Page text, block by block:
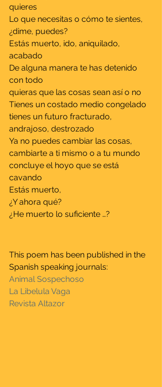
quieres
Lo que necesitas o cómo te sientes,
¿dime, puedes?
Estás muerto, ido, aniquilado,
acabado
De alguna manera te has detenido
con todo
quieras que las cosas sean así o no
Tienes un costado medio congelado
tienes un futuro fracturado,
andrajoso, destrozado
Ya no puedes cambiar las cosas,
cambiarte a ti mismo o a tu mundo
concluye el hoyo que se está
cavando
Estás muerto,
¿Y ahora qué?
¿He muerto lo suficiente …?
This poem has been published in the
Spanish speaking journals:
Animal Sospechoso
La Libelula Vaga
Revista Altazor